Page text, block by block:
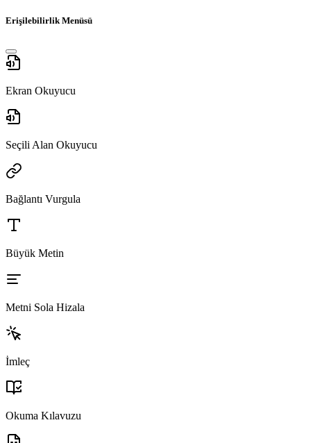
Erişilebilirlik Menüsü
Ekran Okuyucu
Seçili Alan Okuyucu
Bağlantı Vurgula
Büyük Metin
Metni Sola Hizala
İmleç
Okuma Kılavuzu